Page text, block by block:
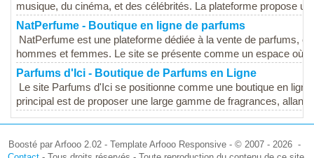
musique, du cinéma, et des célébrités. La plateforme propose
NatPerfume - Boutique en ligne de parfums
NatPerfume est une plateforme dédiée à la vente de parfums,
hommes et femmes. Le site se présente comme un espace où
Parfums d'Ici - Boutique de Parfums en Ligne
Le site Parfums d'Ici se positionne comme une boutique en
principal est de proposer une large gamme de fragrances, allant
Boosté par Arfooo 2.02 - Template Arfooo Responsive - © 2007 - 2026 -